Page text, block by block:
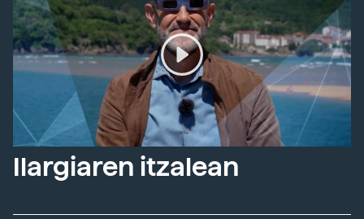
Ilargiaren itzalean